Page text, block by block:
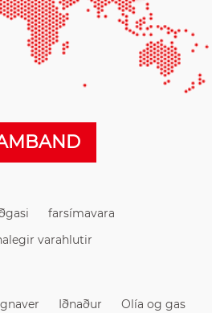
farsímavara
varahlutir
Iðnaður Olía og gas